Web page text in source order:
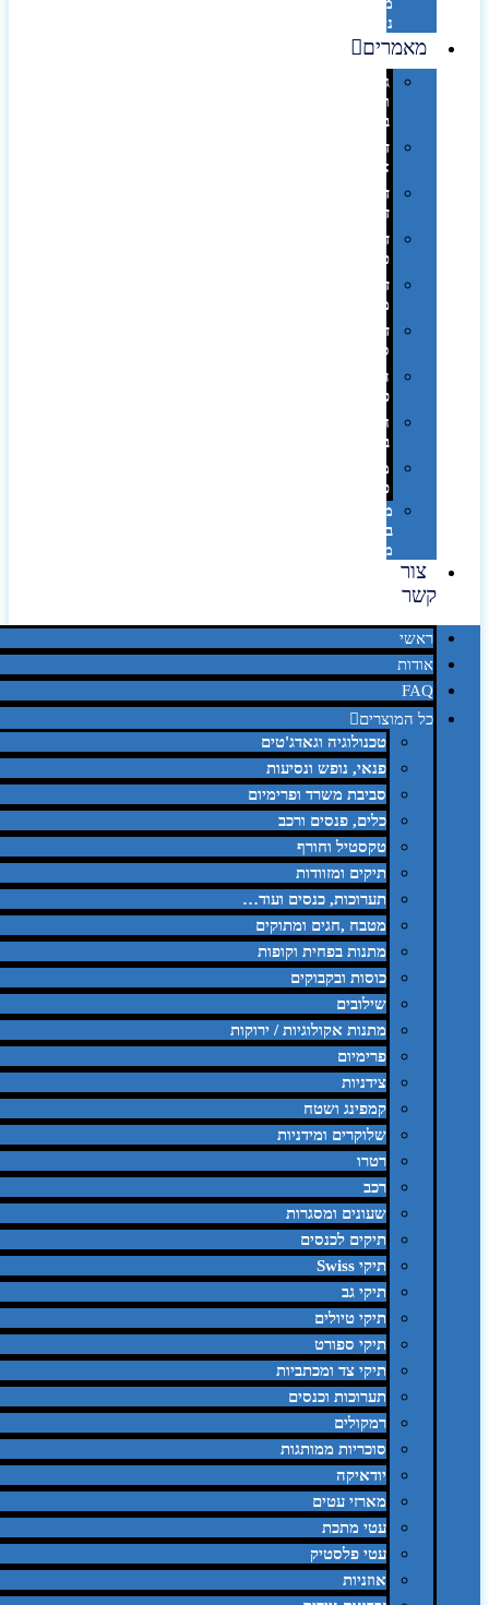
נייר
מאמרים
גימורים
והשבחות
בדפוס
דפוס
אופסט
דפוס
דיגיטלי
דפוס
טמפון
דפוס
משי
דפוס
סובלימציה
הדפס
פרוצס
חריטה
בלייזר
מהו
פנטון?
מיתוג
באמצעות
מדבקות
צור
קשר
ראשי
אודות
FAQ
כל המוצרים
טכנולוגיה וגאדג'טים
פנאי, נופש ונסיעות
סביבת משרד ופרימיום
כלים, פנסים ורכב
טקסטיל וחורף
תיקים ומזוודות
תערוכות, כנסים ועוד…
מטבח ,חגים ומתוקים
מתנות בפחית וקופות
כוסות ובקבוקים
שילובים
מתנות אקולוגיות / ירוקות
פרימיום
צידניות
קמפינג ושטח
שלוקרים ומידניות
רטרו
רכב
שעונים ומסגרות
תיקים לכנסים
תיקי Swiss
תיקי גב
תיקי טיולים
תיקי ספורט
תיקי צד ומכתביות
תערוכות וכנסים
רמקולים
סוכריות ממותגות
יודאיקה
מארזי עטים
עטי מתכת
עטי פלסטיק
אוזניות